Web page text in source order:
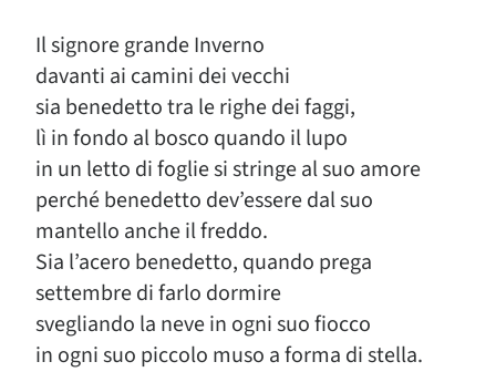
Il signore grande Inverno
davanti ai camini dei vecchi
sia benedetto tra le righe dei faggi,
lì in fondo al bosco quando il lupo
in un letto di foglie si stringe al suo amore
perché benedetto dev’essere dal suo
mantello anche il freddo.
Sia l’acero benedetto, quando prega
settembre di farlo dormire
svegliando la neve in ogni suo fiocco
in ogni suo piccolo muso a forma di stella.